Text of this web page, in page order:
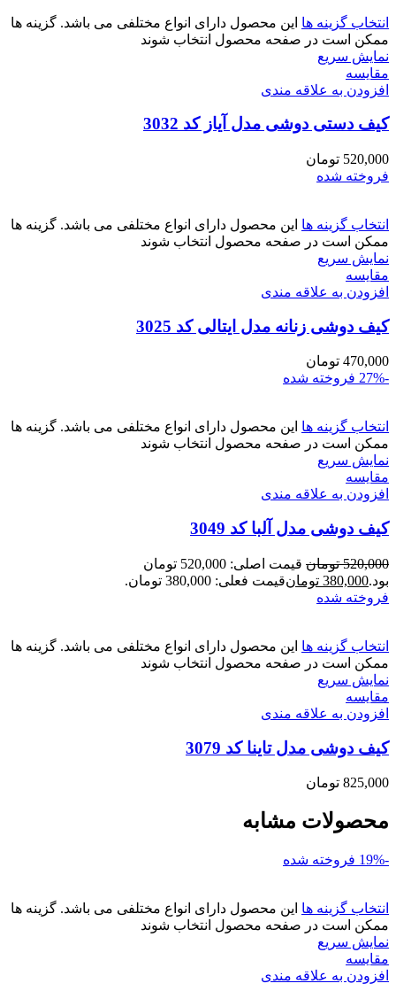
انتخاب گزینه ها این محصول دارای انواع مختلفی می باشد. گزینه ها
ممکن است در صفحه محصول انتخاب شوند
نمایش سریع
مقايسه
افزودن به علاقه مندی
کیف دستی دوشی مدل آیاز کد 3032
520,000 تومان
فروخته شده
انتخاب گزینه ها این محصول دارای انواع مختلفی می باشد. گزینه ها
ممکن است در صفحه محصول انتخاب شوند
نمایش سریع
مقايسه
افزودن به علاقه مندی
کیف دوشی زنانه مدل ایتالی کد 3025
470,000 تومان
-27%
فروخته شده
انتخاب گزینه ها این محصول دارای انواع مختلفی می باشد. گزینه ها
ممکن است در صفحه محصول انتخاب شوند
نمایش سریع
مقايسه
افزودن به علاقه مندی
کیف دوشی مدل آلبا کد 3049
520,000 تومان
قیمت اصلی: 520,000 تومان
بود.380,000 تومانقیمت فعلی: 380,000 تومان.
فروخته شده
انتخاب گزینه ها این محصول دارای انواع مختلفی می باشد. گزینه ها
ممکن است در صفحه محصول انتخاب شوند
نمایش سریع
مقايسه
افزودن به علاقه مندی
کیف دوشی مدل تاینا کد 3079
825,000 تومان
محصولات مشابه
-19% فروخته شده
انتخاب گزینه ها این محصول دارای انواع مختلفی می باشد. گزینه ها
ممکن است در صفحه محصول انتخاب شوند
نمایش سریع
مقايسه
افزودن به علاقه مندی